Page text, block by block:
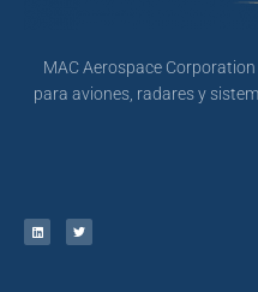
MAC Aerospace
para aviones, radares y